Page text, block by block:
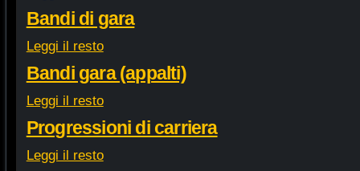
Bandi di gara
Leggi il resto
Bandi gara (appalti)
Leggi il resto
Progressioni di carriera
Leggi il resto